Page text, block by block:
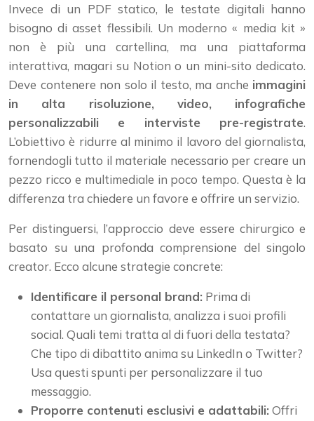
Invece di un PDF statico, le testate digitali hanno
bisogno di asset flessibili. Un moderno « media kit »
non è più una cartellina, ma una piattaforma
interattiva, magari su Notion o un mini-sito dedicato.
Deve contenere non solo il testo, ma anche immagini
in alta risoluzione, video, infografiche
personalizzabili e interviste pre-registrate.
L’obiettivo è ridurre al minimo il lavoro del giornalista,
fornendogli tutto il materiale necessario per creare un
pezzo ricco e multimediale in poco tempo. Questa è la
differenza tra chiedere un favore e offrire un servizio.
Per distinguersi, l’approccio deve essere chirurgico e
basato su una profonda comprensione del singolo
creator. Ecco alcune strategie concrete:
Identificare il personal brand: Prima di
contattare un giornalista, analizza i suoi profili
social. Quali temi tratta al di fuori della testata?
Che tipo di dibattito anima su LinkedIn o Twitter?
Usa questi spunti per personalizzare il tuo
messaggio.
Proporre contenuti esclusivi e adattabili: Offri